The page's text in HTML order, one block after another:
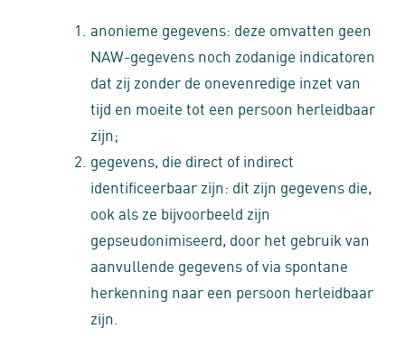
anonieme gegevens: deze omvatten geen
NAW-gegevens noch zodanige indicatoren
dat zij zonder de onevenredige inzet van
tijd en moeite tot een persoon herleidbaar
zijn;
gegevens, die direct of indirect
identificeerbaar zijn: dit zijn gegevens die,
ook als ze bijvoorbeeld zijn
gepseudonimiseerd, door het gebruik van
aanvullende gegevens of via spontane
herkenning naar een persoon herleidbaar
zijn.